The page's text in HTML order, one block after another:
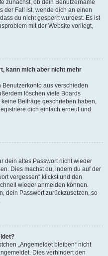
zunächst, ob dein Benutzername
der Fall ist, wende dich an einen
du nicht gesperrt wurdest. Es ist
mit der Website vorliegt,
kann mich aber nicht mehr
Benutzerkonto aus verschieden
löschen viele Boards
Beiträge geschrieben haben,
dich einfach erneut und
dein altes Passwort nicht wieder
Dies machst du, indem du auf der
vergessen“ klickst und den
wieder anmelden können.
dein Passwort zurückzusetzen, so
„Angemeldet bleiben“ nicht
Dies verhindert den